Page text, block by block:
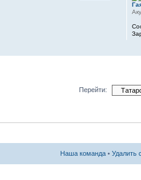
Перейти:
Наша команда • Удалить